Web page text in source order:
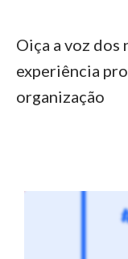
Oiça a voz dos
experiência
organização